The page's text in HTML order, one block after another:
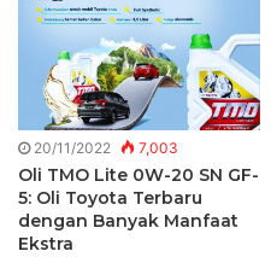
20/11/2022 7,003
Oli TMO Lite 0W-20 SN GF-
5: Oli Toyota Terbaru
dengan Banyak Manfaat
Ekstra